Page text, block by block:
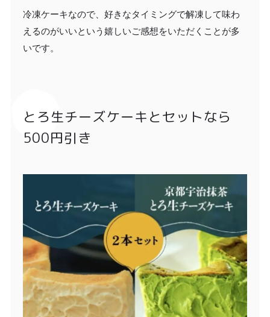
冷凍ケーキなので、好きなタイミングで解凍して味わ
えるのがいいという嬉しいご感想をいただくことが多
いです。
とろ生チーズケーキとセットなら
500円引き